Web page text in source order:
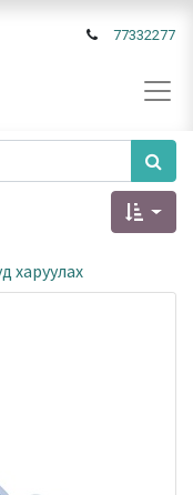
77332277
харуулах